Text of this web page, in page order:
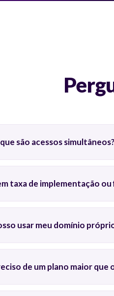
são acessos simultâneos?
taxa de implementação ou
usar meu domínio
de um plano maior que